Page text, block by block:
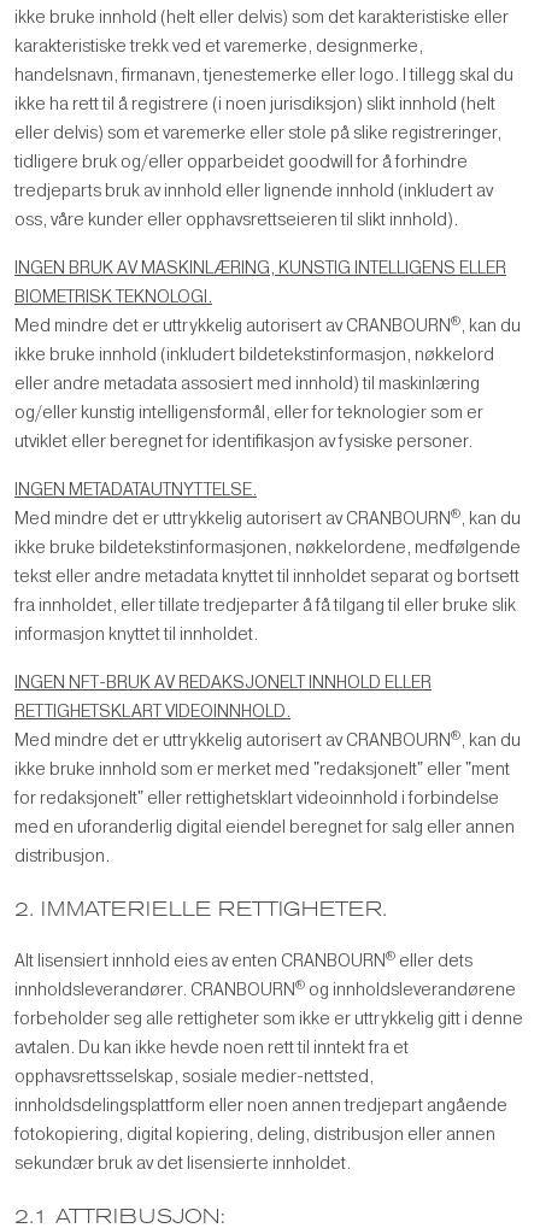
ikke bruke innhold (helt eller delvis) som det karakteristiske eller
karakteristiske trekk ved et varemerke, designmerke,
handelsnavn, firmanavn, tjenestemerke eller logo. I tillegg skal du
ikke ha rett til å registrere (i noen jurisdiksjon) slikt innhold (helt
eller delvis) som et varemerke eller stole på slike registreringer,
tidligere bruk og/eller opparbeidet goodwill for å forhindre
tredjeparts bruk av innhold eller lignende innhold (inkludert av
oss, våre kunder eller opphavsrettseieren til slikt innhold).
INGEN BRUK AV MASKINLÆRING, KUNSTIG INTELLIGENS ELLER
BIOMETRISK TEKNOLOGI.
Med mindre det er uttrykkelig autorisert av CRANBOURN®, kan du
ikke bruke innhold (inkludert bildetekstinformasjon, nøkkelord
eller andre metadata assosiert med innhold) til maskinlæring
og/eller kunstig intelligensformål, eller for teknologier som er
utviklet eller beregnet for identifikasjon av fysiske personer.
INGEN METADATAUTNYTTELSE.
Med mindre det er uttrykkelig autorisert av CRANBOURN®, kan du
ikke bruke bildetekstinformasjonen, nøkkelordene, medfølgende
tekst eller andre metadata knyttet til innholdet separat og bortsett
fra innholdet, eller tillate tredjeparter å få tilgang til eller bruke slik
informasjon knyttet til innholdet.
INGEN NFT-BRUK AV REDAKSJONELT INNHOLD ELLER
RETTIGHETSKLART VIDEOINNHOLD.
Med mindre det er uttrykkelig autorisert av CRANBOURN®, kan du
ikke bruke innhold som er merket med "redaksjonelt" eller "ment
for redaksjonelt" eller rettighetsklart videoinnhold i forbindelse
med en uforanderlig digital eiendel beregnet for salg eller annen
distribusjon.
2. IMMATERIELLE RETTIGHETER.
Alt lisensiert innhold eies av enten CRANBOURN® eller dets
innholdsleverandører. CRANBOURN® og innholdsleverandørene
forbeholder seg alle rettigheter som ikke er uttrykkelig gitt i denne
avtalen. Du kan ikke hevde noen rett til inntekt fra et
opphavsrettsselskap, sosiale medier-nettsted,
innholdsdelingsplattform eller noen annen tredjepart angående
fotokopiering, digital kopiering, deling, distribusjon eller annen
sekundær bruk av det lisensierte innholdet.
2.1 ATTRIBUSJON: